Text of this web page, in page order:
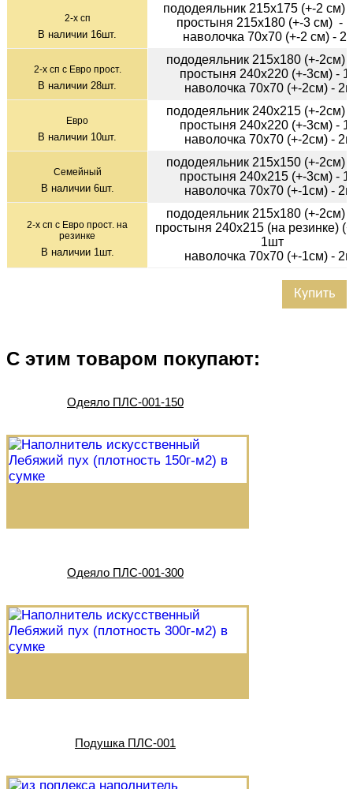
2-х сп
В наличии 16шт.
пододеяльник 215х175 (+-2 см)
простыня 215х180 (+-3 см) -
наволочка 70х70 (+-2 см) -
2-х сп с Евро прост.
В наличии 28шт.
пододеяльник 215х180 (+-2см)
простыня 240х220 (+-3см) -
наволочка 70х70 (+-2см) -
Евро
В наличии 10шт.
пододеяльник 240х215 (+-2см)
простыня 240х220 (+-3см) -
наволочка 70х70 (+-2см) -
Семейный
В наличии 6шт.
пододеяльник 215х150 (+-2см)
простыня 240х215 (+-3см) -
наволочка 70х70 (+-1см) -
2-х сп с Евро прост. на
резинке
В наличии 1шт.
пододеяльник 215х180 (+-2см)
простыня 240х215 (на резинке)
1шт
наволочка 70х70 (+-1см) -
Купить
С этим товаром покупают:
Одеяло ПЛС-001-150
Одеяло ПЛС-001-300
Подушка ПЛС-001